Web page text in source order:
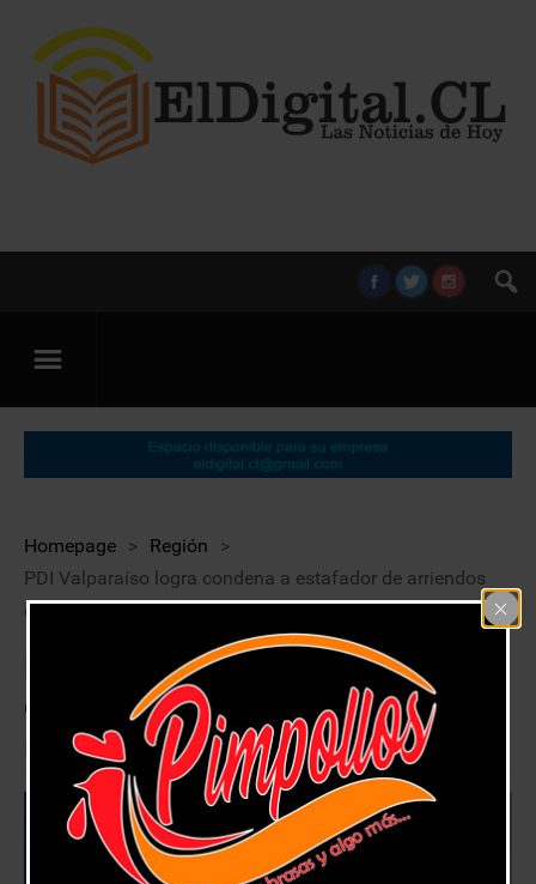
Homepage > Región
>
PDI Valparaíso logra condena a estafador de arriendos
de verano
PDI Valparaíso logra condena a
estafador de arriendos de verano
12 febrero, 2019 Región